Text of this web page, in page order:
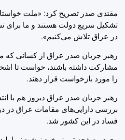
مقتدی صدر تصریح کرد: «ملت خواستار
تشکیل سریع دولت هستند و ما برای
در عراق تلاش می‌کنیم».
رهبر جریان صدر عراق از کسانی که
مشارکت داشته باشند، خواست تا
را مورد بازخواست قرار دهند.
رهبر جریان صدر عراق دیروز هم با
بررسی دارایی‌های مقامات عراق در
فساد در این کشور شد.